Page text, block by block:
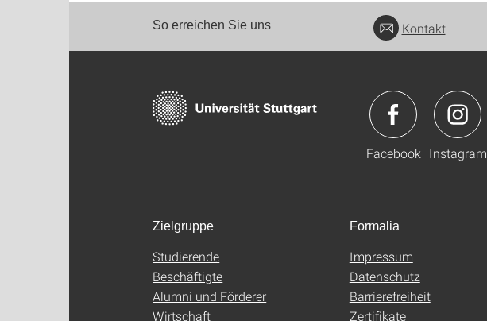
So erreichen Sie uns Kontakt
Facebook Instagram
Zielgruppe
Studierende
Beschäftigte
Alumni und Förderer
Wirtschaft
Formalia
Impressum
Datenschutz
Barrierefreiheit
Zertifikate